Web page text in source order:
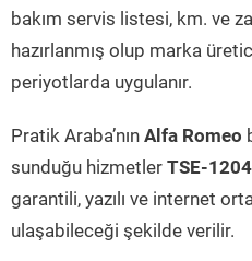
bakım servis listesi, km. ve
hazırlanmış olup marka
periyotlarda uygulanır.
Pratik Araba’nın Alfa Romeo
sunduğu hizmetler TSE-
garantili, yazılı ve internet
ulaşabileceği şekilde verilir.